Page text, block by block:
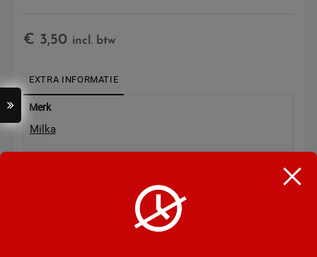
€ 3,50 incl. btw
EXTRA INFORMATIE
Merk
Milka